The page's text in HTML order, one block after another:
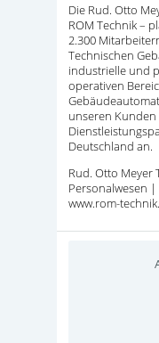
Die Rud. Otto
ROM Technik –
2.300
Technischen
industrielle und
operativen
unseren
Deutschland an.
Rud. Otto Meyer
Personalwesen
www.rom-